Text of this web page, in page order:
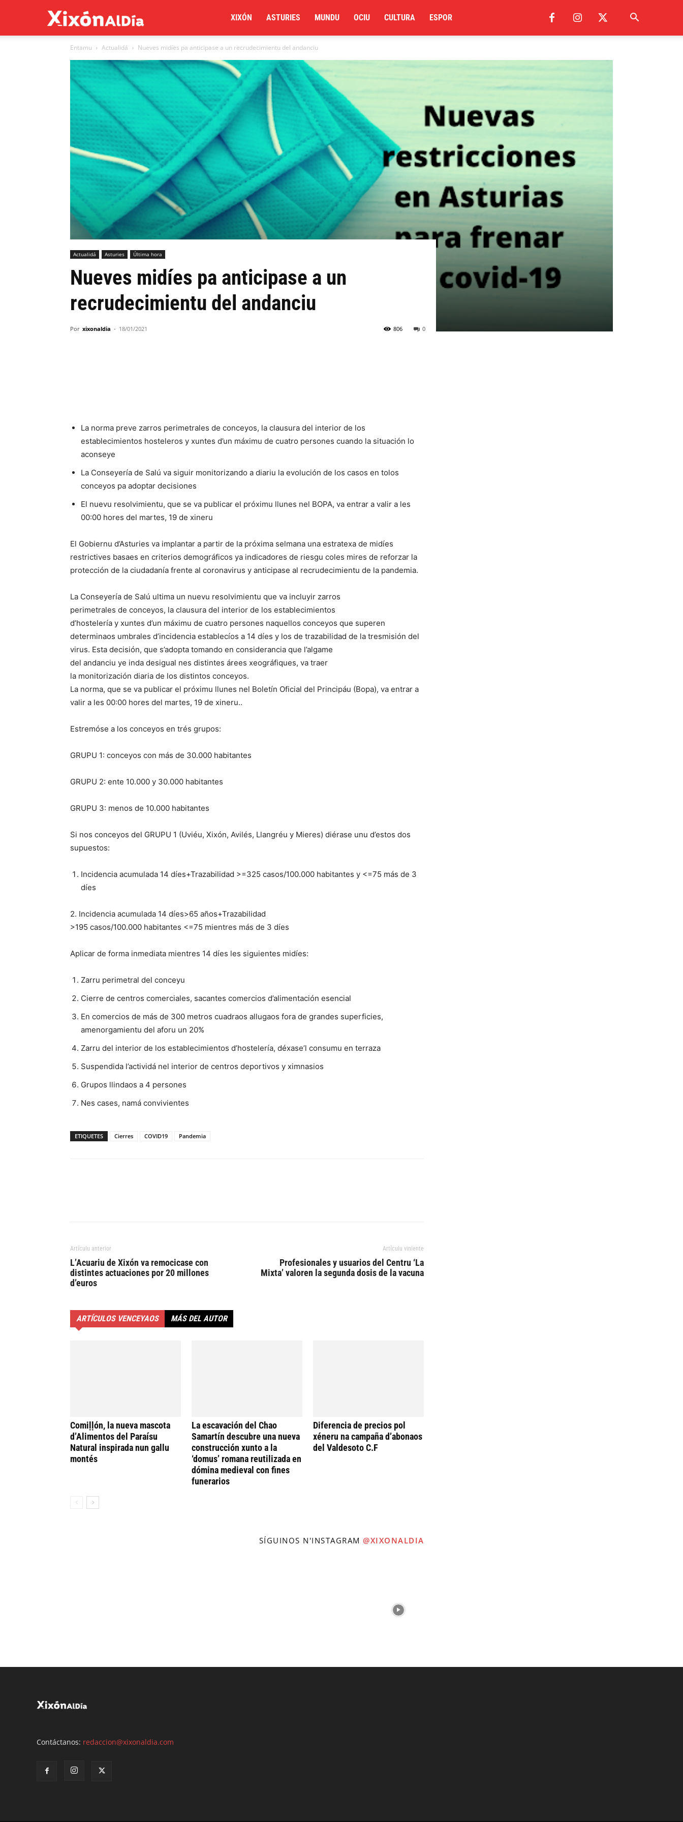
al
día
XIXÓN ASTURIES MUNDU OCIU CULTURA ESPOR
Entamu Actualidá Nueves midíes pa anticipase a un recrudecimientu del andanciu
Actualidá Asturies Última hora
Nueves midíes pa anticipase a un
recrudecimientu del andanciu
Por xixonaldia - 18/01/2021 0
806
La norma preve zarros perimetrales de conceyos, la clausura del interior de los
establecimientos hosteleros y xuntes d’un máximu de cuatro persones cuando la situación lo
aconseye
La Conseyería de Salú va siguir monitorizando a diariu la evolución de los casos en tolos
conceyos pa adoptar decisiones
El nuevu resolvimientu, que se va publicar el próximu llunes nel BOPA, va entrar a valir a les
00:00 hores del martes, 19 de xineru
El Gobiernu d’Asturies va implantar a partir de la próxima selmana una estratexa de midíes
restrictives basaes en criterios demográficos ya indicadores de riesgu coles mires de reforzar la
protección de la ciudadanía frente al coronavirus y anticipase al recrudecimientu de la pandemia.
La Conseyería de Salú ultima un nuevu resolvimientu que va incluyir zarros
perimetrales de conceyos, la clausura del interior de los establecimientos
d’hostelería y xuntes d’un máximu de cuatro persones naquellos conceyos que superen
determinaos umbrales d’incidencia establecíos a 14 díes y los de trazabilidad de la tresmisión del
virus. Esta decisión, que s’adopta tomando en considerancia que l’algame
del andanciu ye inda desigual nes distintes árees xeográfiques, va traer
la monitorización diaria de los distintos conceyos.
La norma, que se va publicar el próximu llunes nel Boletín Oficial del Principáu (Bopa), va entrar a
valir a les 00:00 hores del martes, 19 de xineru..
Estremóse a los conceyos en trés grupos:
GRUPU 1: conceyos con más de 30.000 habitantes
GRUPU 2: ente 10.000 y 30.000 habitantes
GRUPU 3: menos de 10.000 habitantes
Si nos conceyos del GRUPU 1 (Uviéu, Xixón, Avilés, Llangréu y Mieres) diérase unu d’estos dos
supuestos:
Incidencia acumulada 14 díes+Trazabilidad >=325 casos/100.000 habitantes y <=75 más de 3
díes
2. Incidencia acumulada 14 díes>65 años+Trazabilidad
>195 casos/100.000 habitantes <=75 mientres más de 3 díes
Aplicar de forma inmediata mientres 14 díes les siguientes midíes:
Zarru perimetral del conceyu
Cierre de centros comerciales, sacantes comercios d’alimentación esencial
En comercios de más de 300 metros cuadraos allugaos fora de grandes superficies,
amenorgamientu del aforu un 20%
Zarru del interior de los establecimientos d’hostelería, déxase’l consumu en terraza
Suspendida l’actividá nel interior de centros deportivos y ximnasios
Grupos llindaos a 4 persones
Nes cases, namá convivientes
ETIQUETES Cierres COVID19 Pandemia
Artículu anterior
L’Acuariu de Xixón va remocicase con
distintes actuaciones por 20 millones
d’euros
Artículu viniente
Profesionales y usuarios del Centru ‘La
Mixta’ valoren la segunda dosis de la vacuna
ARTÍCULOS VENCEYAOS MÁS DEL AUTOR
Comiḷḷón, la nueva mascota
d’Alimentos del Paraísu
Natural inspirada nun gallu
montés
La escavación del Chao
Samartín descubre una nueva
construcción xunto a la
‘domus’ romana reutilizada en
dómina medieval con fines
funerarios
Diferencia de precios pol
xéneru na campaña d’abonaos
del Valdesoto C.F
SÍGUINOS N'INSTAGRAM @XIXONALDIA
Contáctanos: redaccion@xixonaldia.com